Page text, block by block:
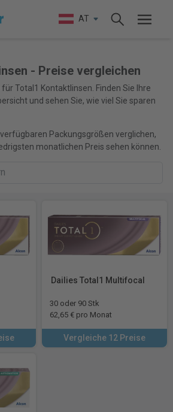
AT
- Preise vergleichen
Total1 Kontaktlinsen. Finden Sie Ihre
und sehen Sie, wie viel Sie sparen
Packungsgrößen verglichen,
monatlichen Preis sehen können.
Dailies Total1 Multifocal
30 oder 90 Stk
62,65 € pro Monat
Vergleiche 12 Preise